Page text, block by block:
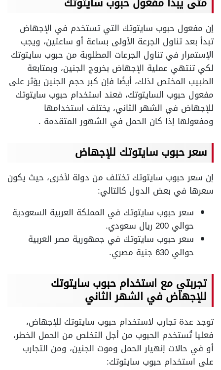
إن مفعول حبوب سايتوتك التي تستخدم في الإجهاض
تبدأ بعد تناول الجرعة الأولى بساعة أو ساعتين، ويجب
الإستمرار في تناول الجرعات المطلوبة من حبوب سايتوتك
لكي تنتهي عملية الإجهاض بخروج الجنين، وبمتابعة
الطبيب المختص لذلك، أيضًا فإن كبر حجم الجنين يؤثر على
مفعول حبوب السايتوتك، فعند استخدام حبوب سايتوتك
للإجهاض في الشهر الثاني، يختلف استخدامها
ومفعولها إذا كان الحمل في الشهور المتقدمة .
سعر حبوب سايتوتك للإجهاض
إن سعر حبوب سايتوتك تختلف من دولة لأخرى، حيث يكون
سعرها في بعض الدول كالتالي:
سعر حبوب سايتوتك في المملكة العربية السعودية
حوالي 200 ريال سعودي.
سعر حبوب سايتوتك في جمهورية مصر العربية
حوالي 630 جنية مصري.
تجربتي مع استخدام حبوب سايتوتك
للإجهاض في الشهر الثاني
توجد عدة تجارب لاستخدام حبوب سايتوتك للإجهاض،
فعليا تُستخدم الحبوب من أجل التخلص من الحمل الخطر،
أو في حالات إنهيار الحمل وموت الجنين، ومن التجارب
على استخدام حبوب سايتوتك: